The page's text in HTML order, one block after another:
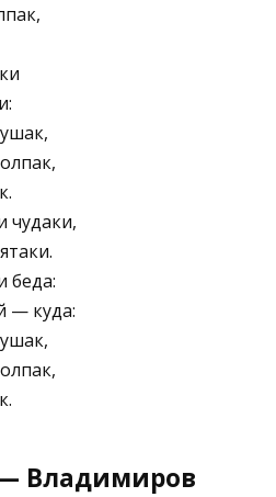
чудаки,
беда:
— куда:
Владимиров